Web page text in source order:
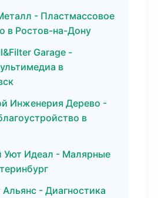
- Пластмассовое
в Ростов-на-Дону
Garage -
в
Инженерия Дерево -
в
Уют Идеал - Малярные
- Диагностика